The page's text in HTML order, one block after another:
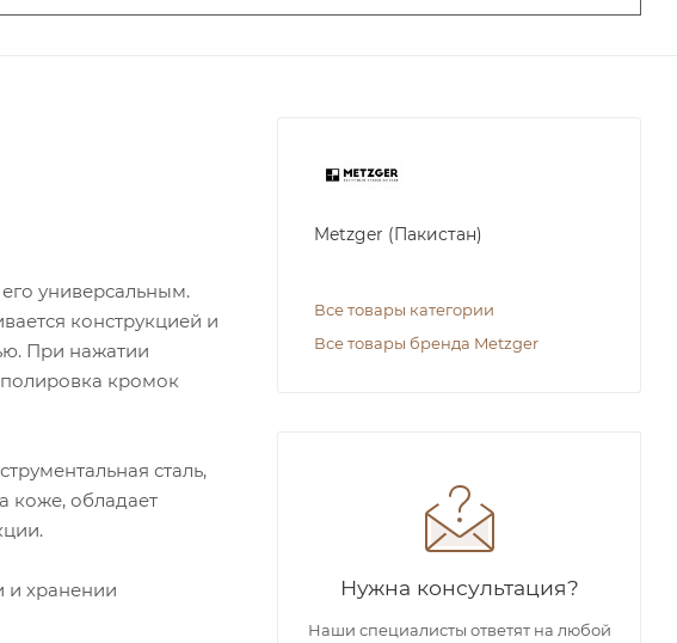
универсальным.
конструкцией и
. При нажатии
кромок
сталь,
коже, обладает
и хранении
Metzger (Пакистан)
Все товары категории
Все товары бренда Metzger
Нужна консультация?
Наши специалисты ответят на любой